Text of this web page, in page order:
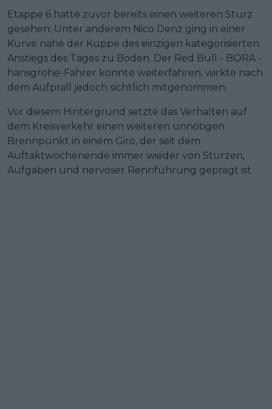
Etappe 6 hatte zuvor bereits einen weiteren Sturz
gesehen: Unter anderem Nico Denz ging in einer
Kurve nahe der Kuppe des einzigen kategorisierten
Anstiegs des Tages zu Boden. Der Red Bull - BORA -
hansgrohe-Fahrer konnte weiterfahren, wirkte nach
dem Aufprall jedoch sichtlich mitgenommen.
Vor diesem Hintergrund setzte das Verhalten auf
dem Kreisverkehr einen weiteren unnötigen
Brennpunkt in einem Giro, der seit dem
Auftaktwochenende immer wieder von Stürzen,
Aufgaben und nervöser Rennführung geprägt ist.